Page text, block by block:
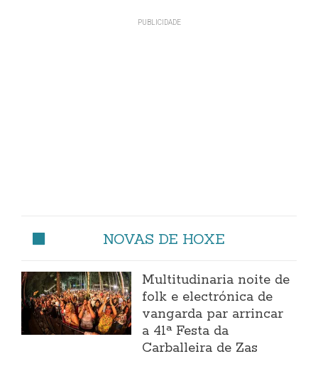
NOVAS DE HOXE
Multitudinaria noite de
folk e electrónica de
vangarda par arrincar
a 41ª Festa da
Carballeira de Zas